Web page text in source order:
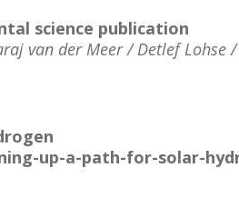
science publication
van der Meer / Detlef Lohse
up-a-path-for-solar-